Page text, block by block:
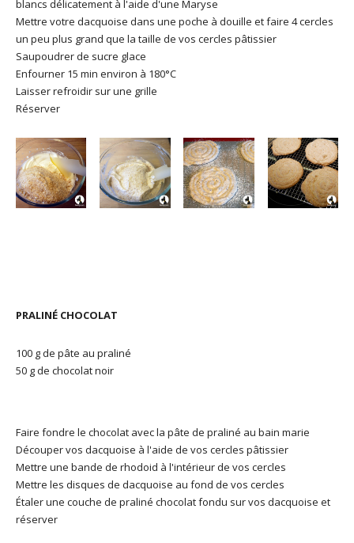
blancs délicatement à l'aide d'une Maryse
Mettre votre dacquoise dans une poche à douille et faire 4 cercles
un peu plus grand que la taille de vos cercles pâtissier
Saupoudrer de sucre glace
Enfourner 15 min environ à 180°C
Laisser refroidir sur une grille
Réserver
PRALINÉ CHOCOLAT
100 g de pâte au praliné
50 g de chocolat noir
Faire fondre le chocolat avec la pâte de praliné au bain marie
Découper vos dacquoise à l'aide de vos cercles pâtissier
Mettre une bande de rhodoid à l'intérieur de vos cercles
Mettre les disques de dacquoise au fond de vos cercles
Étaler une couche de praliné chocolat fondu sur vos dacquoise et
réserver